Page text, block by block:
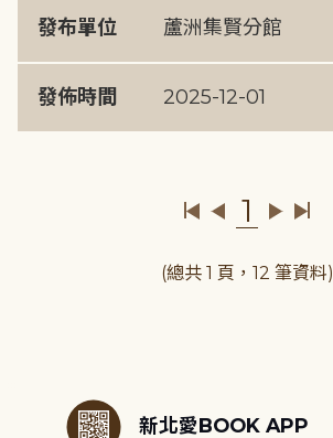
發布單位 蘆洲集賢分館
發佈時間 2025-12-01
1
(總共 1 頁，12 筆資料)
新北愛BOOK APP